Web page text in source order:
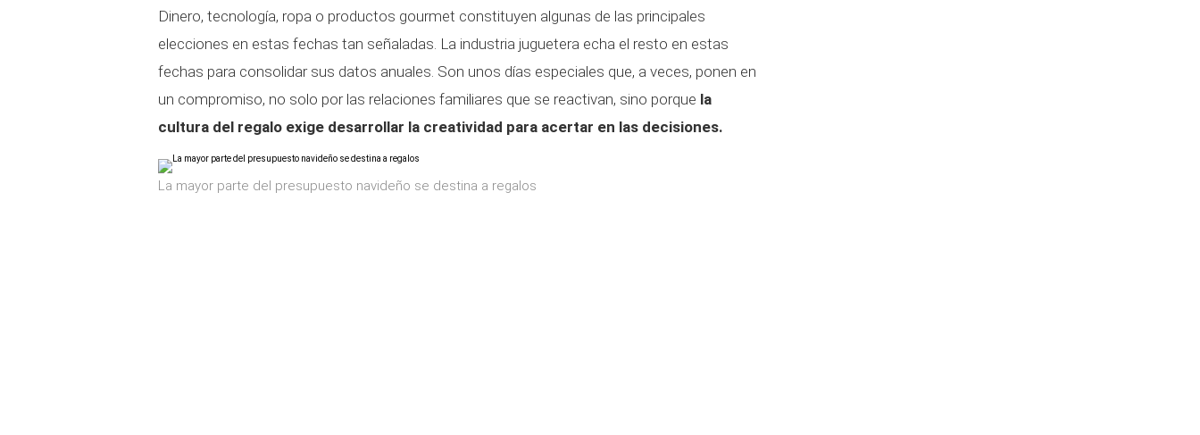
Dinero, tecnología, ropa o productos gourmet constituyen algunas de las principales
elecciones en estas fechas tan señaladas. La industria juguetera echa el resto en estas
fechas para consolidar sus datos anuales. Son unos días especiales que, a veces, ponen en
un compromiso, no solo por las relaciones familiares que se reactivan, sino porque la
cultura del regalo exige desarrollar la creatividad para acertar en las decisiones.
La mayor parte del presupuesto navideño se destina a regalos